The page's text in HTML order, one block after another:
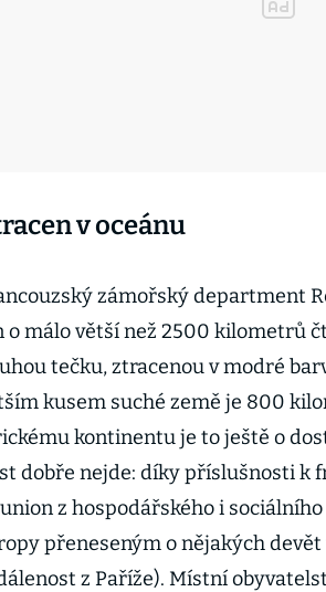
v oceánu
zámořský department
o málo větší než 2500 kilometrů
tečku, ztracenou v modré
kusem suché země je 800
kontinentu je to ještě o
dobře nejde: díky příslušnosti k
z hospodářského i
přeneseným o nějakých
z Paříže). Místní